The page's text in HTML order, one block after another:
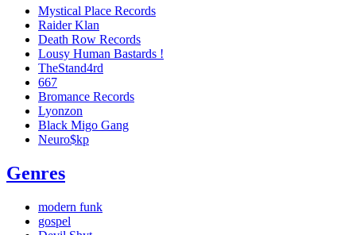
Mystical Place Records
Raider Klan
Death Row Records
Lousy Human Bastards !
TheStand4rd
667
Bromance Records
Lyonzon
Black Migo Gang
Neuro$kp
Genres
modern funk
gospel